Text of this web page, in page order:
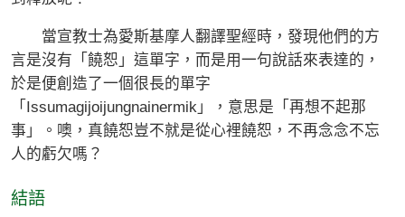
當宣教士為愛斯基摩人翻譯聖經時，發現他們的方
言是沒有「饒恕」這單字，而是用一句說話來表達的，
於是便創造了一個很長的單字
「Issumagijoijungnainermik」，意思是「再想不起那
事」。噢，真饒恕豈不就是從心裡饒恕，不再念念不忘
人的虧欠嗎？
結語